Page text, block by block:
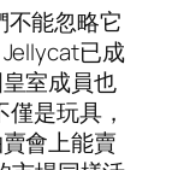
能忽略它
已成
室成員也
是玩具，
會上能賣